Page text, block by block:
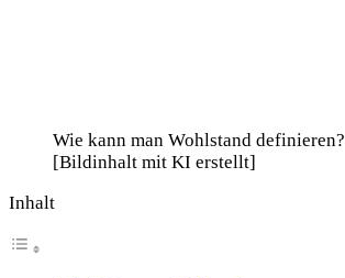
Wie kann man Wohlstand definieren?
[Bildinhalt mit KI erstellt]
Inhalt